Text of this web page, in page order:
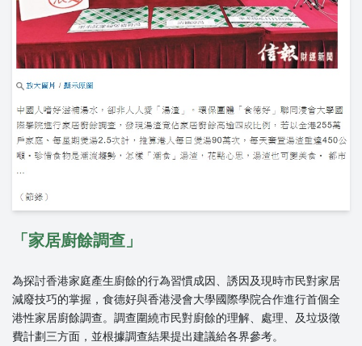
「家居廚餘調查」
為探討香港家庭產生廚餘的行為習慣成因、誘因及現時市民對家居
減廢技巧的掌握，食德好與香港浸會大學國際學院合作進行首個全
港性家居廚餘調查。調查圍繞市民對廚餘的理解、處理、及垃圾徵
費計劃三方面，並根據調查結果提出建議給各界參考。